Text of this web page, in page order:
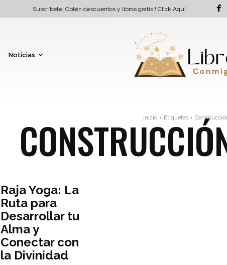
Suscríbete! Obtén descuentos y libros gratis!! Click Aquí
Noticias
Inicio Etiquetas
Raja Yoga: La
Ruta para
Desarrollar tu
Alma y
Conectar con
la Divinidad